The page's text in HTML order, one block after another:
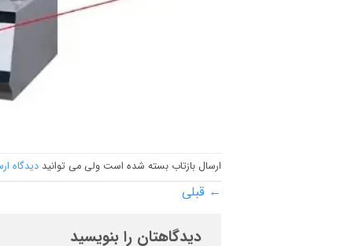
ارسال بازتاب بسته شده است ولی می توانید دیدگاه
← قبلی
دیدگاهتان را بنویسید